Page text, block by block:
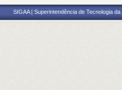
SIGAA | Superintendência de Tecnologia